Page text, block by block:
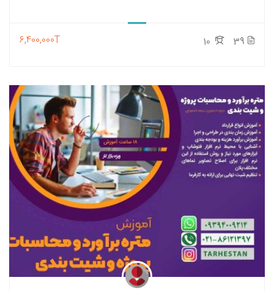
39
6,400,000T